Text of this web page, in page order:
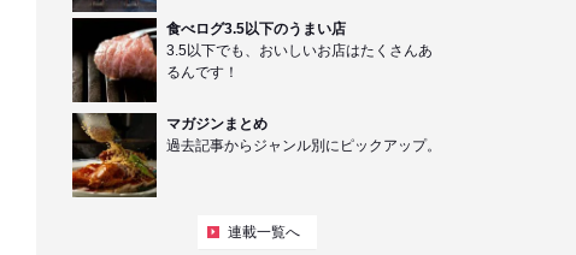
食べログ3.5以下のうまい店
3.5以下でも、おいしいお店はたくさんあ
るんです！
マガジンまとめ
過去記事からジャンル別にピックアップ。
連載一覧へ